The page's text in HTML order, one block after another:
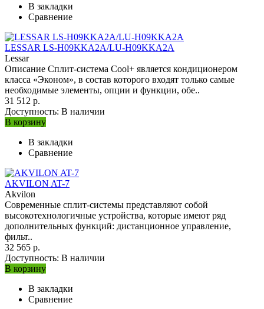
В закладки
Сравнение
LESSAR LS-H09KKA2A/LU-H09KKA2A
Lessar
Описание Сплит-система Cool+ является кондиционером
класса «Эконом», в состав которого входят только самые
необходимые элементы, опции и функции, обе..
31 512 р.
Доступность: В наличии
В корзину
В закладки
Сравнение
AKVILON AT-7
Akvilon
Современные сплит-системы представляют собой
высокотехнологичные устройства, которые имеют ряд
дополнительных функций: дистанционное управление,
фильт..
32 565 р.
Доступность: В наличии
В корзину
В закладки
Сравнение